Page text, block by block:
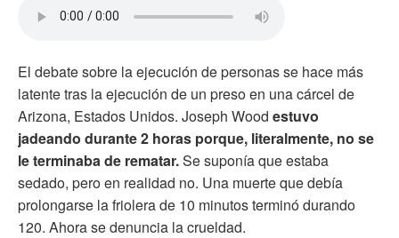
El debate sobre la ejecución de personas se hace más
latente tras la ejecución de un preso en una cárcel de
Arizona, Estados Unidos. Joseph Wood estuvo
jadeando durante 2 horas porque, literalmente, no se
le terminaba de rematar.Se suponía que estaba
sedado, pero en realidad no. Una muerte que debía
prolongarse la friolera de 10 minutos terminó durando
120. Ahora se denuncia la crueldad.